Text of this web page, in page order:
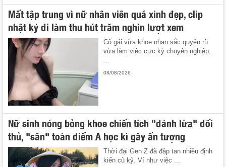
Mất tập trung vì nữ nhân viên quá xinh đẹp, clip
nhật ký đi làm thu hút trăm nghìn lượt xem
Cô gái vừa khoe nhan sắc quyến rũ
vừa làm việc cực kỳ chuyên nghiệp,
...
08/08/2026
Nữ sinh nóng bỏng khoe chiến tích "đánh lừa" đối
thủ, "săn" toàn điểm A học kì gây ấn tượng
Thời đại Gen Z đã đập tan nhiều định
kiến cũ kỹ. Ví như việc ...